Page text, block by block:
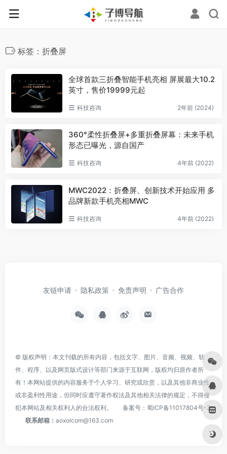
标签：折叠屏
全球首款三折叠智能手机亮相 屏展最大10.2
英寸，售价19999元起
科技咨询 2年前 (2024)
360°柔性折叠屏+多重折叠屏幕：未来手机
形态已曝光，源自国产
科技咨询 4年前 (2022)
MWC2022：折叠屏、创新技术开始应用 多
品牌新款手机亮相MWC
科技咨询 4年前 (2022)
友链申请 隐私政策 免责声明 广告合作
© 版权声明：本文刊载的所有内容，包括文字、图片、音频、视频、软
件、程序、以及网页版式设计等部门来源于互联网，版权均归原作者所
有！本网站提供的内容服务于个人学习、研究或欣赏，以及其他非商业性
或非盈利性用途，但同时应遵守著作权法及其他相关法律的规定，不得侵
犯本网站及相关权利人的合法权利。
备案号： 蜀ICP备11017804号-3
联系邮箱： aoxolcom@163.com